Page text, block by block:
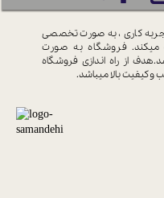
کاری ، به صورت تخصصی
میکند. فروشگاه به صورت
از راه اندازی فروشگاه
کیفیت بالا میباشد.